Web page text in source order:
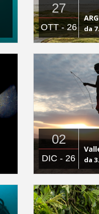
27
OTT - 26 da
02
DIC - 26 da